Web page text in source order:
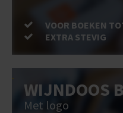
VOOR BOEKEN
EXTRA STEVIG
WIJNDOOS
Met logo